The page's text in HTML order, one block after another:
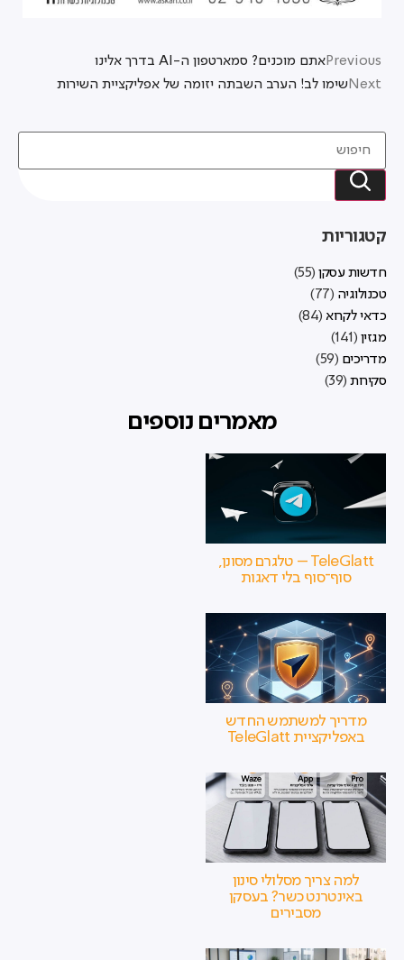
קטגוריות
חדשות עסקן (55)
טכנולוגיה (77)
כדאי לקרוא (84)
מגזין (141)
מדריכים (59)
סקירות (39)
מאמרים נוספים
TeleGlatt – טלגרם מסונן,
סוף־סוף בלי דאגות
מדריך למשתמש החדש
באפליקציית TeleGlatt
למה צריך מסלולי סינון
באינטרנט כשר? בעסקן
מסבירים
Previousאתם מוכנים? סמארטפון ה-AI בדרך אלינו
Nextשימו לב! הערב השבתה יזומה של אפליקציית השירות